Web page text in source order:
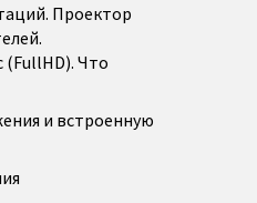
Проектор
(FullHD). Что
и встроенную